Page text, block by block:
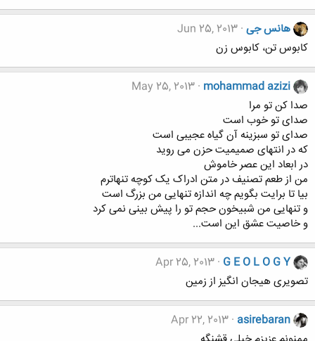
هانس جی Jun 25, 2013
کابوس تن، کابوس زن
mohammad azizi
May 25, 2013
صدا کن تو مرا
صدای تو خوب است
صدای تو سبزینه آن گیاه عجیبی است
که در انتهای صمیمیت حزن می روید
در ابعاد این عصر خاموش
من از طعم تصنیف در متن ادراک یک کوچه تنهاترم
بیا تا برایت بگویم چه اندازه تنهایی من بزرگ است
و تنهایی من شبیخون حجم تو را پیش بینی نمی کرد
و خاصیت عشق این است...
G E O L O G Y
Apr 25, 2013
تصویری هیجان انگیز از زمین
asirebaran
Apr 22, 2013